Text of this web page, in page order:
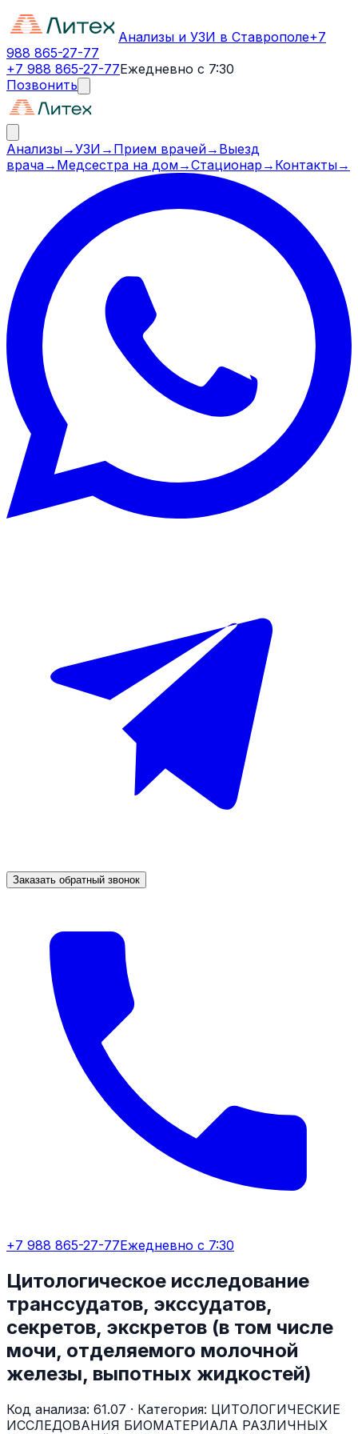
Анализы и УЗИ в Ставрополе+7
988 865-27-77
+7 988 865-27-77Ежедневно с 7:30
Позвонить
Анализы→УЗИ → Прием врачей→ Выезд
врача→ Медсестра на дом→Стационар → Контакты→
Заказать обратный звонок
+7 988 865-27-77Ежедневно с 7:30
Цитологическое исследование
транссудатов, экссудатов,
секретов, экскретов (в том числе
мочи, отделяемого молочной
железы, выпотных жидкостей)
Код анализа: 61.07 · Категория: ЦИТОЛОГИЧЕСКИЕ
ИССЛЕДОВАНИЯ БИОМАТЕРИАЛА РАЗЛИЧНЫХ